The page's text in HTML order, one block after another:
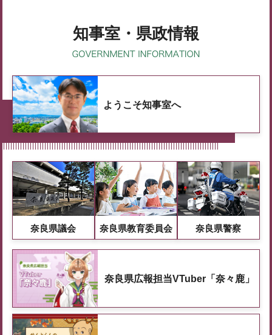
知事室・県政情報
ようこそ知事室へ
奈良県議会 奈良県教育委員会 奈良県警察
奈良県広報担当VTuber「奈々鹿」